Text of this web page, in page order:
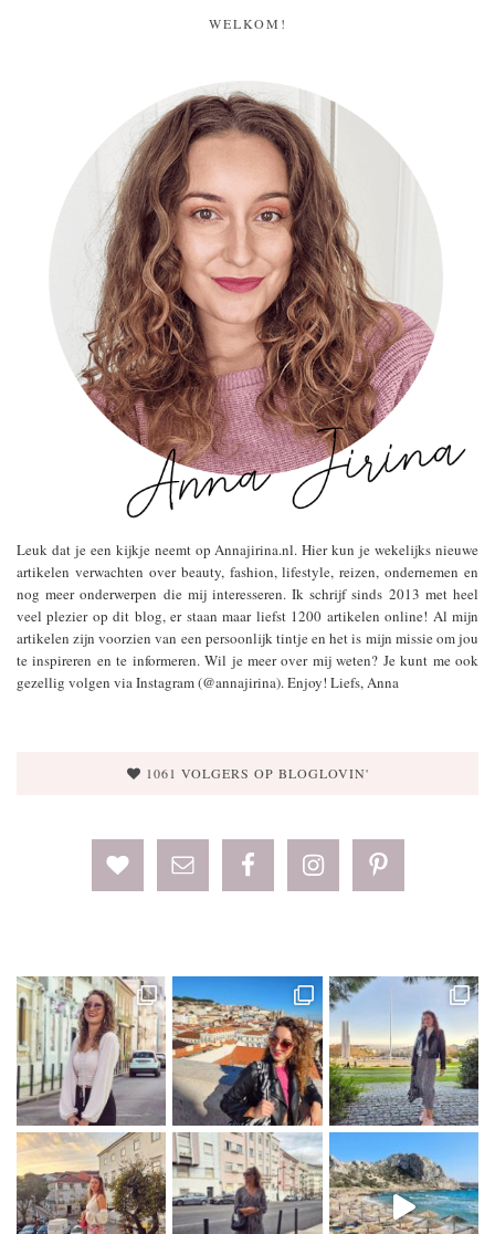
WELKOM!
Leuk dat je een kijkje neemt op Annajirina.nl. Hier kun je wekelijks nieuwe
artikelen verwachten over beauty, fashion, lifestyle, reizen, ondernemen en
nog meer onderwerpen die mij interesseren. Ik schrijf sinds 2013 met heel
veel plezier op dit blog, er staan maar liefst 1200 artikelen online! Al mijn
artikelen zijn voorzien van een persoonlijk tintje en het is mijn missie om jou
te inspireren en te informeren. Wil je meer over mij weten? Je kunt me ook
gezellig volgen via Instagram (@annajirina). Enjoy! Liefs, Anna
1061 VOLGERS OP BLOGLOVIN'